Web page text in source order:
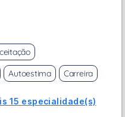
Autoestima Carreira
15 especialidade(s)